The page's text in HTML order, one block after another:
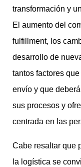
transformación y
El aumento del
fulfillment, los
desarrollo de
tantos factores
envío y que
sus procesos y
centrada en las
Cabe resaltar que
la logística se